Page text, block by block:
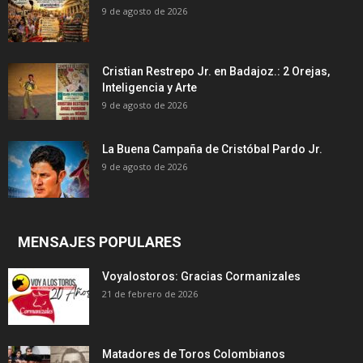
9 de agosto de 2026
Cristian Restrepo Jr. en Badajoz.: 2 Orejas,
Inteligencia y Arte
9 de agosto de 2026
La Buena Campaña de Cristóbal Pardo Jr.
9 de agosto de 2026
MENSAJES POPULARES
Voyalostoros: Gracias Cormanizales
21 de febrero de 2026
Matadores de Toros Colombianos